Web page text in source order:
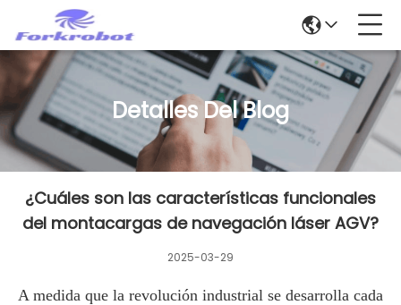
Detalles Del Blog
¿Cuáles son las características funcionales
del montacargas de navegación láser AGV?
2025-03-29
A medida que la revolución industrial se desarrolla cada